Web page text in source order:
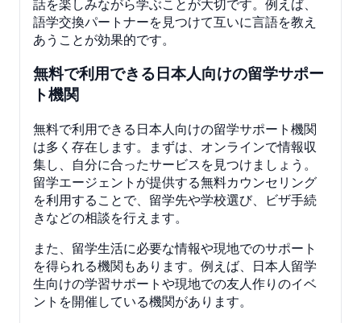
話を楽しみながら学ぶことが大切です。例えば、
語学交換パートナーを見つけて互いに言語を教え
あうことが効果的です。
無料で利用できる日本人向けの留学サポー
ト機関
無料で利用できる日本人向けの留学サポート機関
は多く存在します。まずは、オンラインで情報収
集し、自分に合ったサービスを見つけましょう。
留学エージェントが提供する無料カウンセリング
を利用することで、留学先や学校選び、ビザ手続
きなどの相談を行えます。
また、留学生活に必要な情報や現地でのサポート
を得られる機関もあります。例えば、日本人留学
生向けの学習サポートや現地での友人作りのイベ
ントを開催している機関があります。